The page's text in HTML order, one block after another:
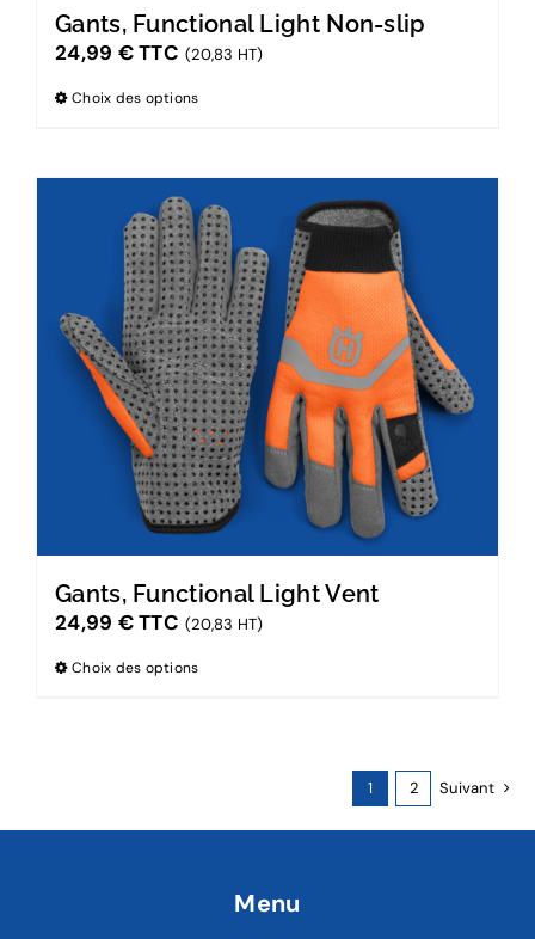
Gants, Functional Light Non-slip
24,99 €TTC (20,83 HT)
Choix des options
Gants, Functional Light Vent
24,99 €TTC (20,83 HT)
Choix des options
1 2 Suivant
Menu